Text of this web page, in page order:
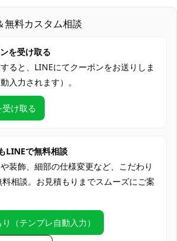
タイ
工に7～15営業日、配送に5～7営業日
※土日祝除く）、合計で12～22営業日程
度でお届け
レジットカード（VISA、Master、JCB、
、AMERICAN EXPRESS）、
コミックマーケット、アニメ・ゲーム系同
人イベント、屋内スタジオ撮影、ロケーシ
ョン撮影、コスプレオフ会、ハロウィン仮
、キャラバースデー・記念日撮影、SNS
スプレ愛好家、アニメや漫画、ゲームフ
ン、出演者
無料カスタム相談
を受け取る
ると、LINEにてクーポンをお送りしま
入力されます）。
け取る
で無料相談
装飾、細部の仕様変更など、こだわり
相談。お見積もりまでスムーズにご案
（テンプレ自動入力）